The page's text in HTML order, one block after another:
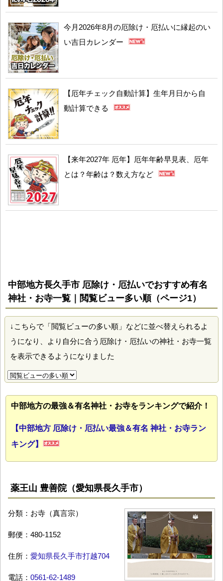
今月2026年8月の厄除け・厄払いに縁起のい
い吉日カレンダー
【厄年チェック自動計算】生年月日から自
動計算できる
【来年2027年 厄年】厄年年齢早見表、厄年
とは？年齢は？数え方など
中部地方長久手市 厄除け・厄払いでおすすめ有名
神社・お寺一覧｜閲覧ビュー多い順（ページ1）
↓こちらで「閲覧ビューの多い順」などに並べ替えられるよ
うになり、より自分に合う厄除け・厄払いの神社・お寺一覧
を表示できるようになりました
中部地方の最強＆有名神社・お寺をランキングで紹介！
【中部地方 厄除け・厄払い最強＆有名 神社・お寺ラン
キング】
薬王山 豊善院（愛知県長久手市）
分類：お寺（真言宗）
郵便：480-1152
住所： 愛知県長久手市打越704
電話： 0561-62-1489